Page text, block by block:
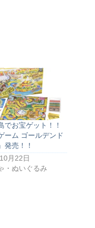
でお宝ゲット！！
ーム ゴールデンド
発売！！
月22日
・ぬいぐるみ